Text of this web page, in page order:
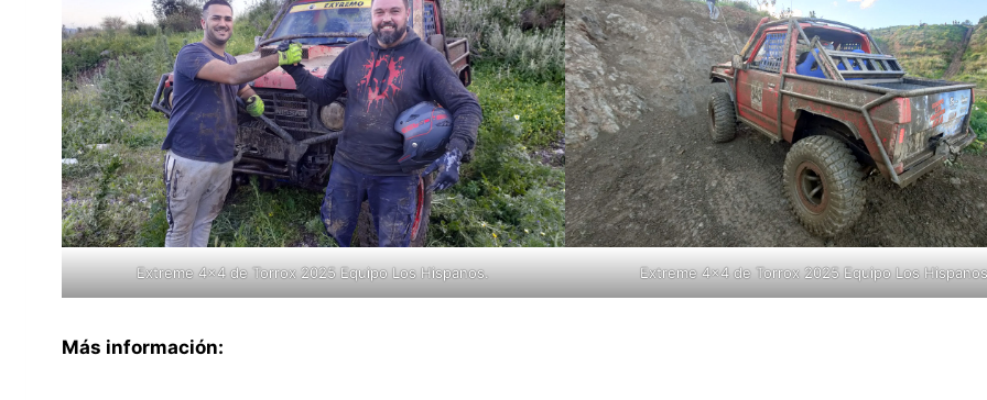
Extreme 4×4 de Torrox 2025 Equipo Los Hispanos. Extreme 4×4 de Torrox 2025 Equipo Los
Más información: